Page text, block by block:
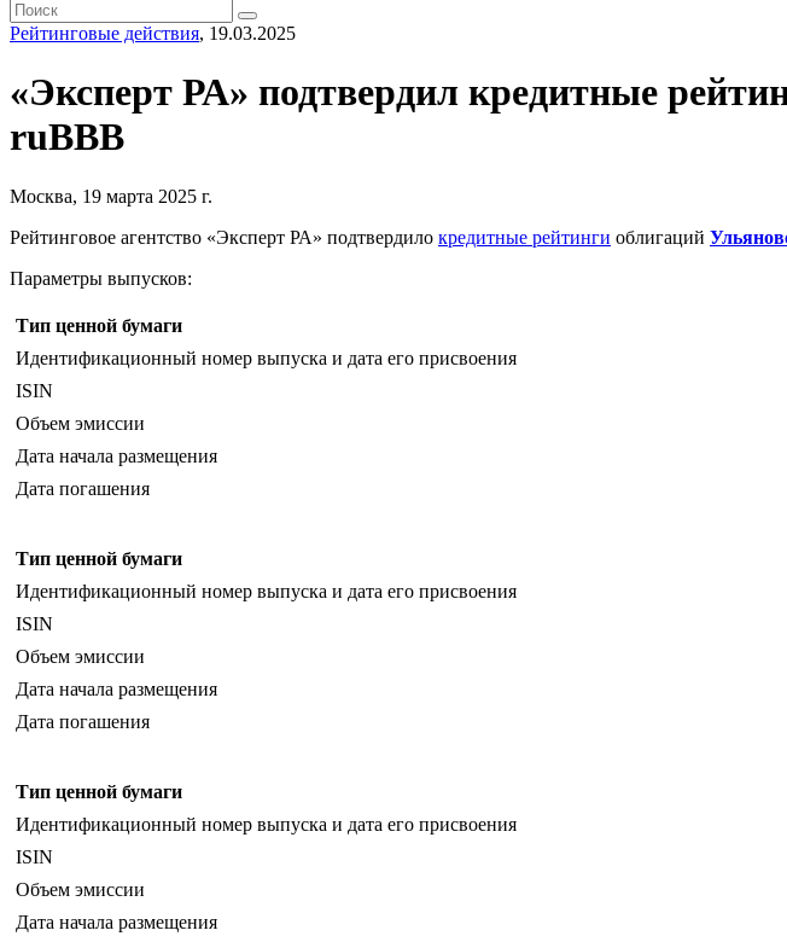
Рейтинговые действия, 19.03.2025
«Эксперт РА» подтвердил кредитные
ruBBB
Москва, 19 марта 2025 г.
Рейтинговое агентство «Эксперт РА» подтвердило кредитные рейтинги облигаций
Параметры выпусков:
Тип ценной бумаги
Идентификационный номер выпуска и дата его присвоения
ISIN
Объем эмиссии
Дата начала размещения
Дата погашения
Тип ценной бумаги
Идентификационный номер выпуска и дата его присвоения
ISIN
Объем эмиссии
Дата начала размещения
Дата погашения
Тип ценной бумаги
Идентификационный номер выпуска и дата его присвоения
ISIN
Объем эмиссии
Дата начала размещения